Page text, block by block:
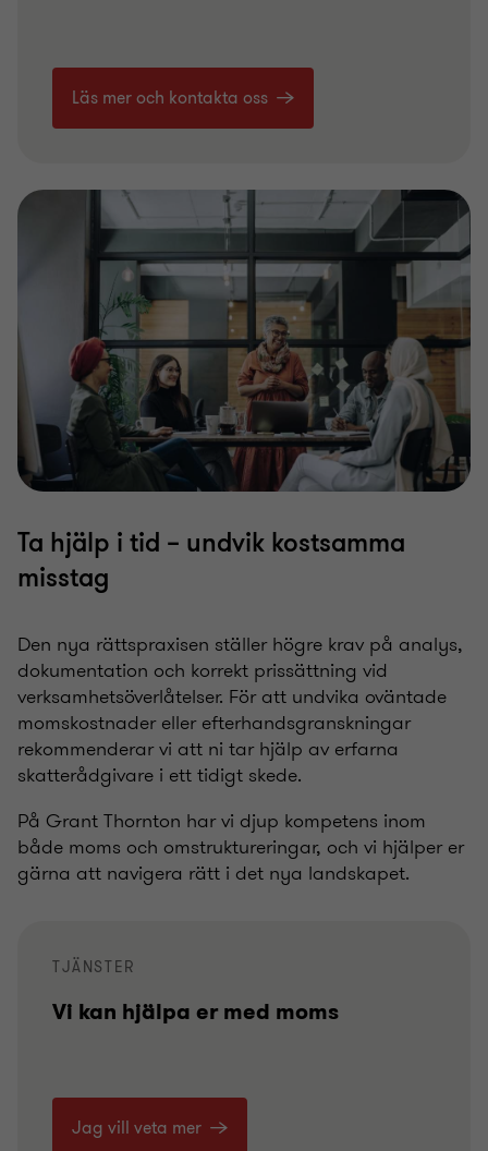
Läs mer och kontakta oss
Ta hjälp i tid – undvik kostsamma
misstag
Den nya rättspraxisen ställer högre krav på analys,
dokumentation och korrekt prissättning vid
verksamhetsöverlåtelser. För att undvika oväntade
momskostnader eller efterhandsgranskningar
rekommenderar vi att ni tar hjälp av erfarna
skatterådgivare i ett tidigt skede.
På Grant Thornton har vi djup kompetens inom
både moms och omstruktureringar, och vi hjälper er
gärna att navigera rätt i det nya landskapet.
TJÄNSTER
Vi kan hjälpa er med moms
Jag vill veta mer